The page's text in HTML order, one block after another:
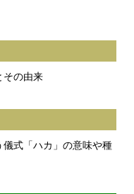
その由来
式「ハカ」の意味や種